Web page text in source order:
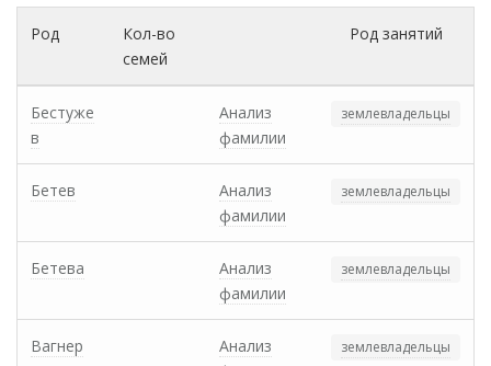
Род
Кол-во
семей
Род занятий
Бестуже
в
Анализ
фамилии
землевладельцы
Бетев
Анализ
фамилии
землевладельцы
Бетева
Анализ
фамилии
землевладельцы
Вагнер
Анализ
землевладельцы